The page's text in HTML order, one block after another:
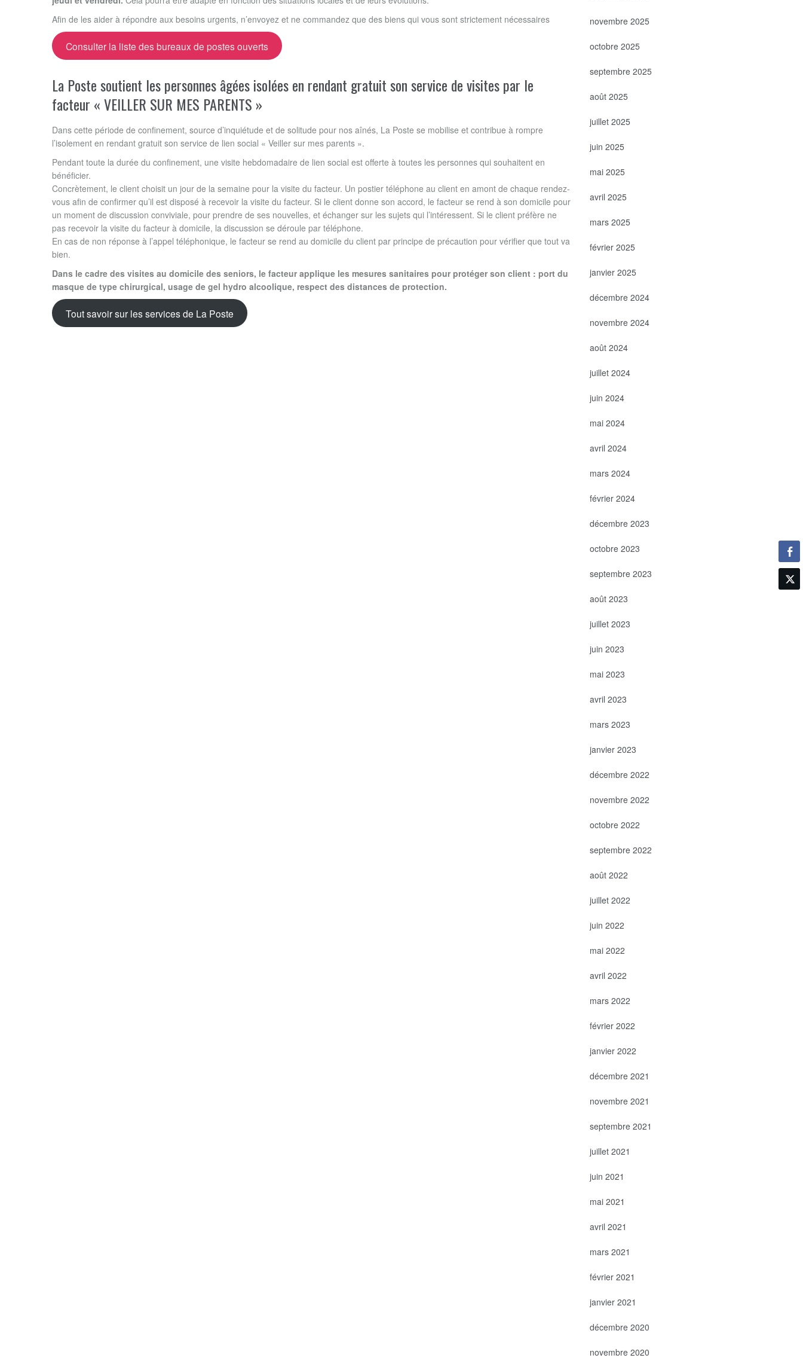
Afin de les aider à répondre aux besoins urgents, n’envoyez et ne commandez que des biens qui vous sont strictement nécessaires
Consulter la liste des bureaux de postes ouverts
La Poste soutient les personnes âgées isolées en rendant gratuit son service de visites par le
facteur « VEILLER SUR MES PARENTS »
Dans cette période de confinement, source d’inquiétude et de solitude pour nos aînés, La Poste se mobilise et contribue à rompre
l’isolement en rendant gratuit son service de lien social « Veiller sur mes parents ».
Pendant toute la durée du confinement, une visite hebdomadaire de lien social est offerte à toutes les personnes qui souhaitent en
bénéficier.
Concrètement, le client choisit un jour de la semaine pour la visite du facteur. Un postier téléphone au client en amont de chaque rendez-
vous afin de confirmer qu’il est disposé à recevoir la visite du facteur. Si le client donne son accord, le facteur se rend à son domicile pour
un moment de discussion conviviale, pour prendre de ses nouvelles, et échanger sur les sujets qui l’intéressent. Si le client préfère ne
pas recevoir la visite du facteur à domicile, la discussion se déroule par téléphone.
En cas de non réponse à l’appel téléphonique, le facteur se rend au domicile du client par principe de précaution pour vérifier que tout va
bien.
Dans le cadre des visites au domicile des seniors, le facteur applique les mesures sanitaires pour protéger son client : port du
masque de type chirurgical, usage de gel hydro alcoolique, respect des distances de protection.
Tout savoir sur les services de La Poste
novembre 2025
octobre 2025
septembre 2025
août 2025
juillet 2025
juin 2025
mai 2025
avril 2025
mars 2025
février 2025
janvier 2025
décembre 2024
novembre 2024
août 2024
juillet 2024
juin 2024
mai 2024
avril 2024
mars 2024
février 2024
décembre 2023
octobre 2023
septembre 2023
août 2023
juillet 2023
juin 2023
mai 2023
avril 2023
mars 2023
janvier 2023
décembre 2022
novembre 2022
octobre 2022
septembre 2022
août 2022
juillet 2022
juin 2022
mai 2022
avril 2022
mars 2022
février 2022
janvier 2022
décembre 2021
novembre 2021
septembre 2021
juillet 2021
juin 2021
mai 2021
avril 2021
mars 2021
février 2021
janvier 2021
décembre 2020
novembre 2020